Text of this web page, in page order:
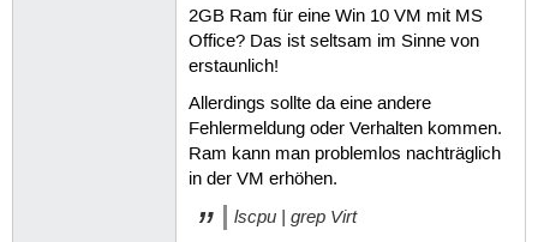
2GB Ram für eine Win 10 VM mit MS
Office? Das ist seltsam im Sinne von
erstaunlich!
Allerdings sollte da eine andere
Fehlermeldung oder Verhalten kommen.
Ram kann man problemlos nachträglich
in der VM erhöhen.
lscpu | grep Virt